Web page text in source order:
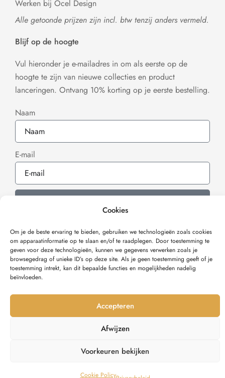
Cookies
Om je de beste ervaring te bieden, gebruiken we technologieën zoals cookies
om apparaat­informatie op te slaan en/of te raadplegen. Door toestemming te
geven voor deze technologieën, kunnen we gegevens verwerken zoals je
browsegedrag of unieke ID’s op deze site. Als je geen toestemming geeft of je
toestemming intrekt, kan dit bepaalde functies en mogelijkheden nadelig
beïnvloeden.
Accepteren
Afwijzen
Voorkeuren bekijken
Cookie Policy
Werken bij Ocel Design
Alle getoonde prijzen zijn incl. btw tenzij anders vermeld.
Blijf op de hoogte
Vul hieronder je e-mailadres in om als eerste op de
hoogte te zijn van nieuwe collecties en product
lanceringen. Ontvang 10% korting op je eerste bestelling.
Naam
E-mail
Verzonden met
© OCEL DESIGN 2025